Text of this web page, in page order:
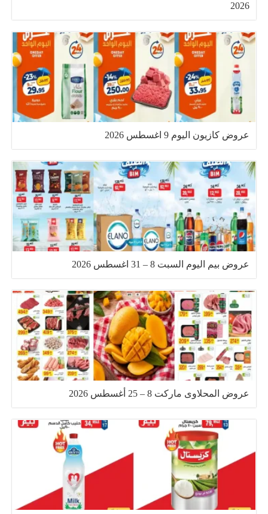
2026
عروض كازيون اليوم 9 اغسطس 2026
عروض بيم اليوم السبت 8 – 31 اغسطس 2026
عروض المحلاوى ماركت 8 – 25 أغسطس 2026